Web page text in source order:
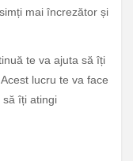
mai încrezător și
te va ajuta să îți
lucru te va face
să îți atingi